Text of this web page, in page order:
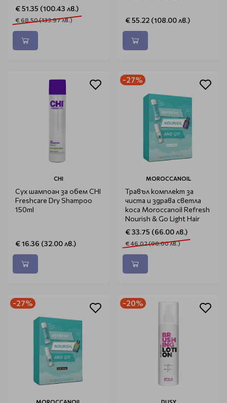
€ 51.35 (100.43 лв.)
€ 68.50 (133.97 лв.) € 55.22 (108.00 лв.)
CHI
Сух шампоан за обем CHI
Freshcare Dry Shampoo
150ml
€ 16.36 (32.00 лв.)
-27%
MOROCCANOIL
Травъл комплект за
чиста и здрава светла
коса Moroccanoil Refresh
Nourish & Go Light Hair
€ 33.75 (66.00 лв.)
€ 46.02 (90.00 лв.)
-27% -20%